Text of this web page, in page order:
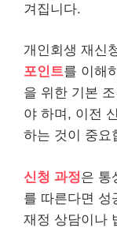
겨집니다.
개인회생 재신
포인트를 이해
을 위한 기본
야 하며, 이전
하는 것이 중요
신청 과정은 통
를 따른다면 성
재정 상담이나